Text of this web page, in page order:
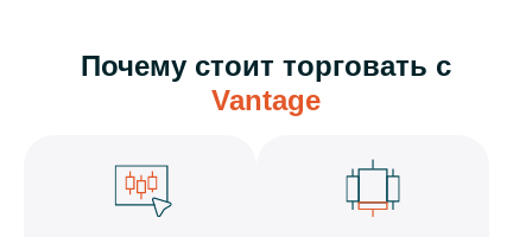
Почему стоит торговать с
Vantage